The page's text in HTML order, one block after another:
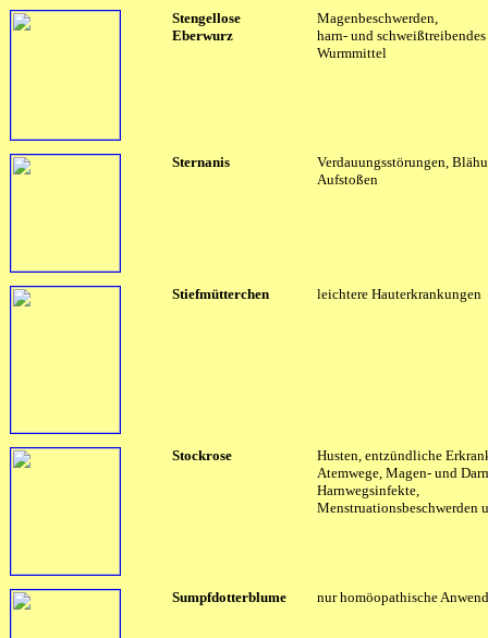
Stengellose
Eberwurz
Magenbeschwerden,
harn- und
Wurmmittel
Sternanis
Verdauungsstörungen,
Aufstoßen
Stiefmütterchen leichtere Hauterkrankungen
Stockrose
Husten, entzündliche
Atemwege, Magen- und
Harnwegsinfekte,
Menstruationsbeschwerden
Sumpfdotterblume nur homöopathische